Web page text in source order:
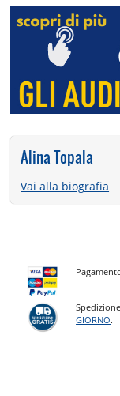
Alina Topala
Vai alla biografia
GIORNO.